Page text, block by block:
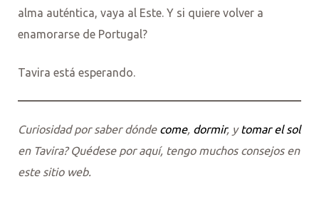
alma auténtica, vaya al Este. Y si quiere volver a
enamorarse de Portugal?
Tavira está esperando.
Curiosidad por saber dónde come, dormir, ytomar el sol
en Tavira? Quédese por aquí, tengo muchos consejos en
este sitio web.